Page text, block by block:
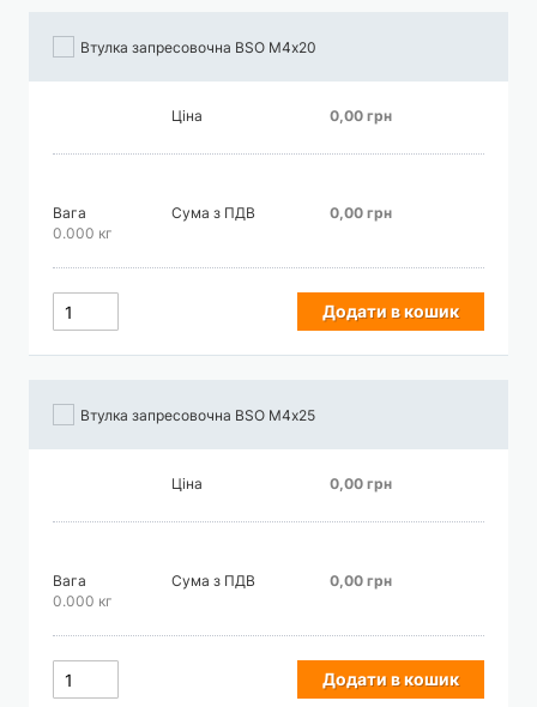
Втулка запресовочна BSO М4х20
Ціна 0,00 грн
Вага
0.000 кг
Сума з ПДВ 0,00 грн
Додати в кошик
Втулка запресовочна BSO М4х25
Ціна 0,00 грн
Вага
0.000 кг
Сума з ПДВ 0,00 грн
Додати в кошик